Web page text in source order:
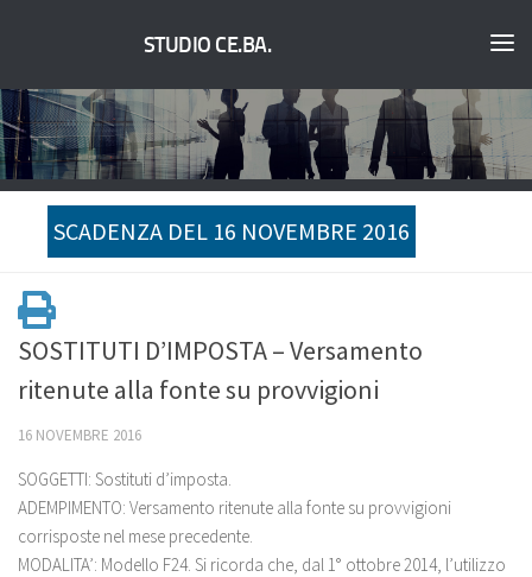
STUDIO CE.BA.
SCADENZA DEL 16 NOVEMBRE 2016
SOSTITUTI D’IMPOSTA – Versamento
ritenute alla fonte su provvigioni
16 NOVEMBRE 2016
SOGGETTI: Sostituti d’imposta.
ADEMPIMENTO: Versamento ritenute alla fonte su provvigioni
corrisposte nel mese precedente.
MODALITA’: Modello F24. Si ricorda che, dal 1° ottobre 2014, l’utilizzo